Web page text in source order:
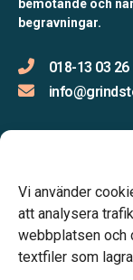
Vi använder
att analysera
webbplatsen och
textfiler som
bemötande och
begravningar.
018-13 03 26
Måndag-Fredag